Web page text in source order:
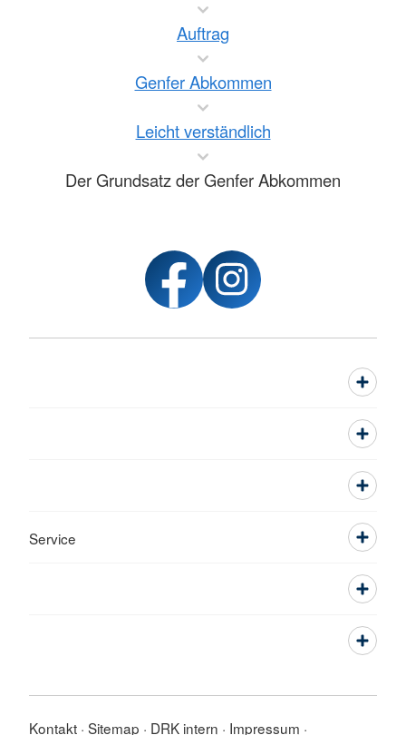
Auftrag
Genfer Abkommen
Leicht verständlich
Der Grundsatz der Genfer Abkommen
Service
Kontakt Sitemap DRK intern Impressum